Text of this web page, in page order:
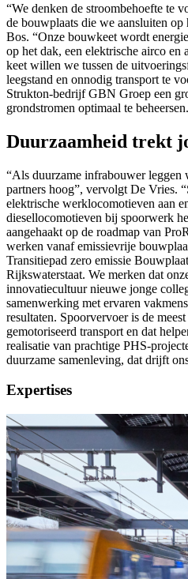
“We denken de stroombehoefte te
de bouwplaats die we aansluiten op
Bos. “Onze bouwkeet wordt
op het dak, een elektrische airco en
keet willen we tussen de
leegstand en onnodig transport te
Strukton-bedrijf GBN Groep een
grondstromen optimaal te
Duurzaamheid trekt
“Als duurzame infrabouwer leggen
partners hoog”, vervolgt De Vries.
elektrische werklocomotieven aan
diesellocomotieven bij spoorwerk
aangehaakt op de roadmap van
werken vanaf emissievrije
Transitiepad zero emissie
Rijkswaterstaat. We merken dat
innovatiecultuur nieuwe jonge
samenwerking met ervaren
resultaten. Spoorvervoer is de
gemotoriseerd transport en dat
realisatie van prachtige PHS-
duurzame samenleving, dat drijft
Expertises